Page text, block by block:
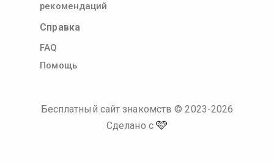
рекомендаций
Справка
FAQ
Помощь
Бесплатный сайт знакомств © 2023-2026
Сделано с 🩷